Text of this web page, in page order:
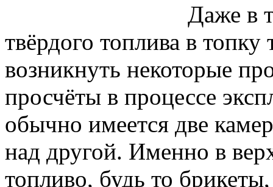
Даже в
твёрдого топлива в
возникнуть некоторые
просчёты в процессе
обычно имеется две
над другой. Именно в
топливо, будь то